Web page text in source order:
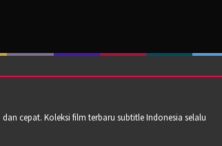
cepat. Koleksi film terbaru subtitle Indonesia selalu